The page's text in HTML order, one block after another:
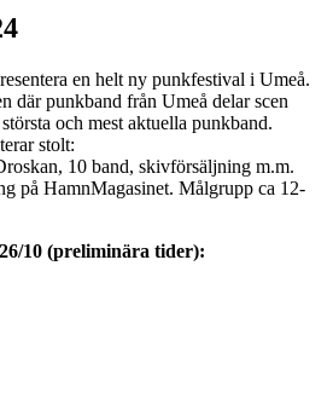
en helt ny punkfestival i Umeå.
där punkband från Umeå delar scen
och mest aktuella punkband.
stolt:
10 band, skivförsäljning m.m.
på HamnMagasinet. Målgrupp ca 12-
10 (preliminära tider):